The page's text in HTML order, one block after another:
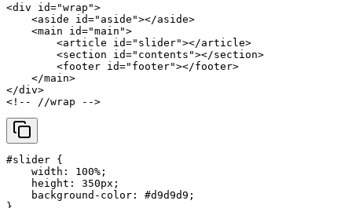
<div id="wrap">
<aside id="aside"></aside>
<main id="main">
<article id="slider"></article>
<section id="contents"></section>
<footer id="footer"></footer>
</main>
</div>
<!-- //wrap -->
#slider {
width : 100% ;
height : 350px ;
background-color : #d9d9d9 ;